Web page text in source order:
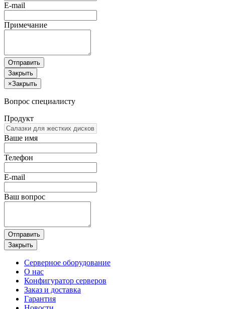
E-mail
Примечание
Отправить
Закрыть
×Закрыть
Вопрос специалисту
Продукт
Ваше имя
Телефон
E-mail
Ваш вопрос
Отправить
Закрыть
Серверное оборудование
О нас
Конфигуратор серверов
Заказ и доставка
Гарантия